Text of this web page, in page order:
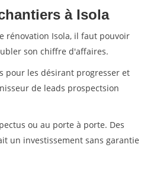
à Isola
rénovation Isola, il faut pouvoir
son chiffre d'affaires.
pour les désirant progresser et
de leads prospectsion
ou au porte à porte. Des
un investissement sans garantie